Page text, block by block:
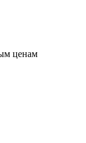
ценам